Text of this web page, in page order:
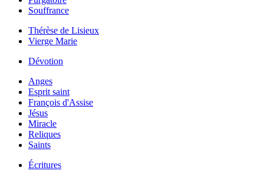
Souffrance
Thérèse de Lisieux
Vierge Marie
Dévotion
Anges
Esprit saint
François d'Assise
Jésus
Miracle
Reliques
Saints
Écritures